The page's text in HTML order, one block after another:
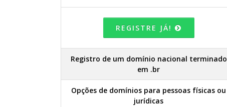
REGISTRE JÁ!
Registro de um domínio nacional terminado
em .br
Opções de domínios para pessoas físicas ou
jurídicas